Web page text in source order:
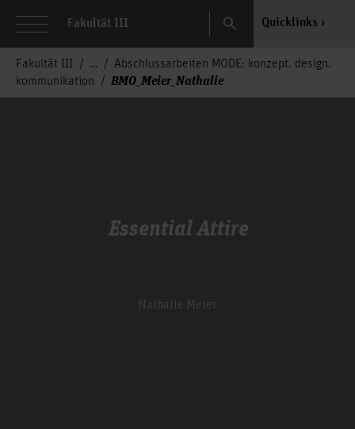
Fakultät III Search Quicklinks
Fakultät III
Abschlussarbeiten MODE: konzept. design.
kommunikation
BMO_Meier_Nathalie
Essential Attire
Nathalie Meier